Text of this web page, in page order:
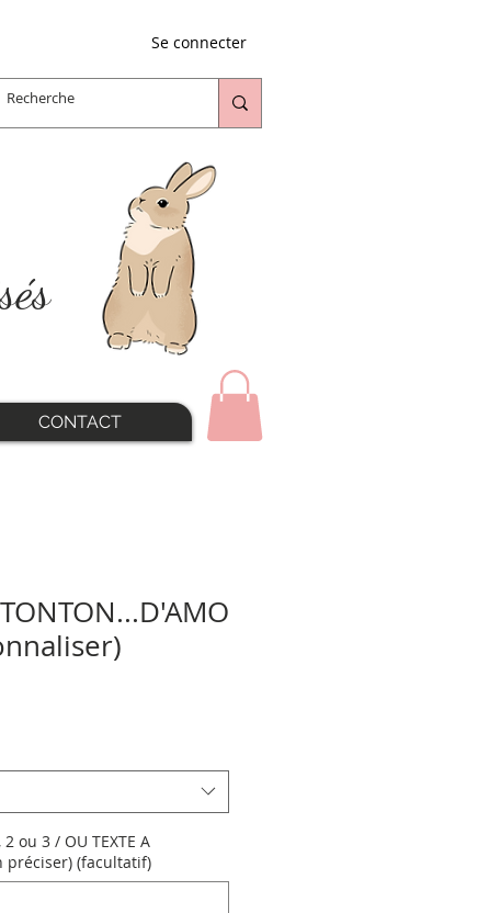
Se connecter
CONTACT
ou 3 / OU TEXTE A
préciser) (facultatif)